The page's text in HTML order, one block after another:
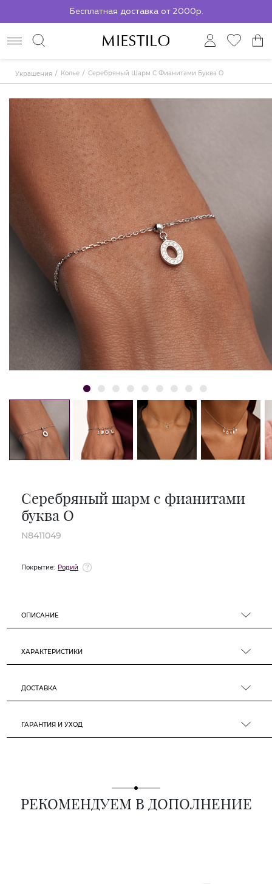
Бесплатная доставка от 2000р.
По всей России до ПВЗ СДЭК
Украшения Колье Серебряный Шарм С Фианитами Буква O
Серебряный шарм с фианитами
буква O
N8411049
Покрытие: Родий
ОПИСАНИЕ
ХАРАКТЕРИСТИКИ
ДОСТАВКА
ГАРАНТИЯ И УХОД
РЕКОМЕНДУЕМ В ДОПОЛНЕНИЕ